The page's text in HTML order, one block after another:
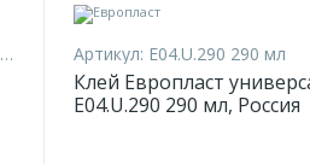
Артикул: E04.U.290 290 мл
Клей Европласт
E04.U.290 290 мл, Россия